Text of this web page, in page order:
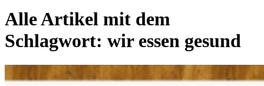
Alle Artikel mit dem
Schlagwort: wir essen gesund